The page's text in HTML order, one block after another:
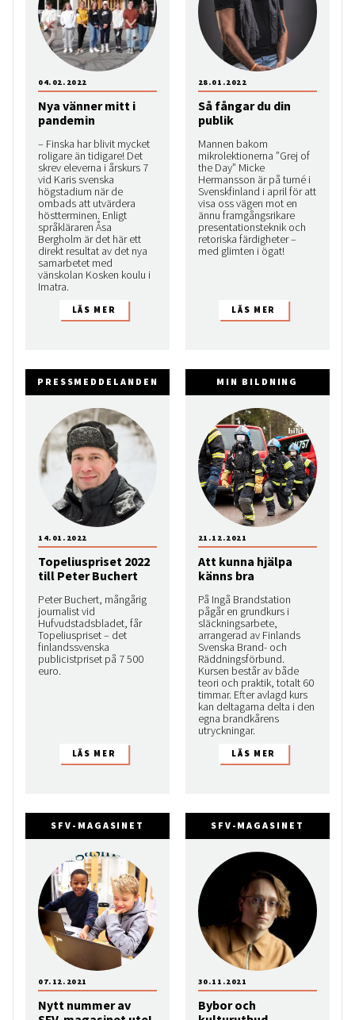
Nya vänner mitt i
pandemin
– Finska har blivit mycket
roligare än tidigare! Det
skrev eleverna i årskurs 7
vid Karis svenska
högstadium när de
ombads att utvärdera
höstterminen. Enligt
språkläraren Åsa
Bergholm är det här ett
direkt resultat av det nya
samarbetet med
vänskolan Kosken koulu i
Imatra.
04.02.2022
Så fångar du din
publik
Mannen bakom
mikrolektionerna ”Grej of
the Day” Micke
Hermansson är på turné i
Svenskfinland i april för att
visa oss vägen mot en
ännu framgångsrikare
presentationsteknik och
retoriska färdigheter –
med glimten i ögat!
28.01.2022
PRESSMEDDELANDEN
Topeliuspriset 2022
till Peter Buchert
Peter Buchert, mångårig
journalist vid
Hufvudstadsbladet, får
Topeliuspriset – det
finlandssvenska
publicistpriset på 7 500
euro.
14.01.2022
MIN BILDNING
Att kunna hjälpa
känns bra
På Ingå Brandstation
pågår en grundkurs i
släckningsarbete,
arrangerad av Finlands
Svenska Brand- och
Räddningsförbund.
Kursen består av både
teori och praktik, totalt 60
timmar. Efter avlagd kurs
kan deltagarna delta i den
egna brandkårens
utryckningar.
21.12.2021
SFV-MAGASINET
Nytt nummer av
07.12.2021
SFV-MAGASINET
Bybor och
30.11.2021